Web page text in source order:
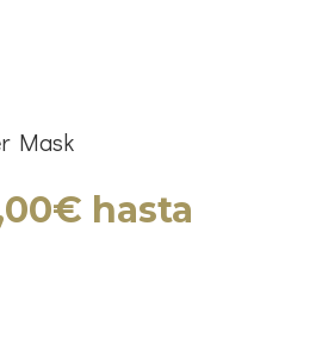
Mask
hasta